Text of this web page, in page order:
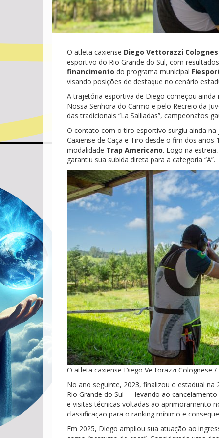
O atleta caxiense Diego Vettorazzi
esportivo do Rio Grande do Sul, com
financimento do programa municipal
visando posições de destaque no cenário
A trajetória esportiva de Diego começou
Nossa Senhora do Carmo e pelo Recreio da
das tradicionais “La Salliadas”, campeonatos
O contato com o tiro esportivo surgiu ainda
Caxiense de Caça e Tiro desde o fim dos
modalidade Trap Americano. Logo na
garantiu sua subida direta para a categoria “A”.
O atleta caxiense Diego Vettorazzi Colognese
No ano seguinte, 2023, finalizou o estadual
Rio Grande do Sul — levando ao
e visitas técnicas voltadas ao aprimoramento
classificação para o ranking mínimo e
Em 2025, Diego ampliou sua atuação ao